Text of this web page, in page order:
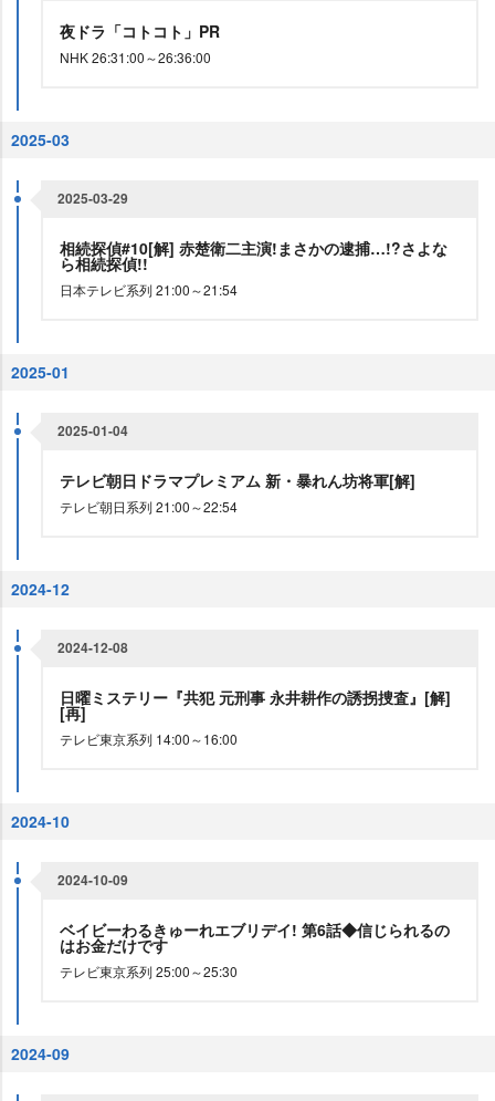
夜ドラ「コトコト」PR
NHK 26:31:00～26:36:00
2025-03
2025-03-29
相続探偵#10[解] 赤楚衛二主演!まさかの逮捕…!?さよな
ら相続探偵!!
日本テレビ系列 21:00～21:54
2025-01
2025-01-04
テレビ朝日ドラマプレミアム 新・暴れん坊将軍[解]
テレビ朝日系列 21:00～22:54
2024-12
2024-12-08
日曜ミステリー『共犯 元刑事 永井耕作の誘拐捜査』[解]
[再]
テレビ東京系列 14:00～16:00
2024-10
2024-10-09
ベイビーわるきゅーれエブリデイ! 第6話◆信じられるの
はお金だけです
テレビ東京系列 25:00～25:30
2024-09